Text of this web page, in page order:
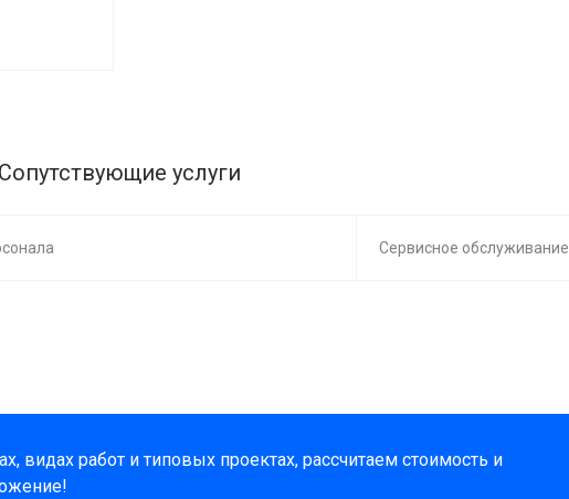
Сопутствующие услуги
Сервисное обслуживание
видах работ и типовых проектах, рассчитаем стоимость и